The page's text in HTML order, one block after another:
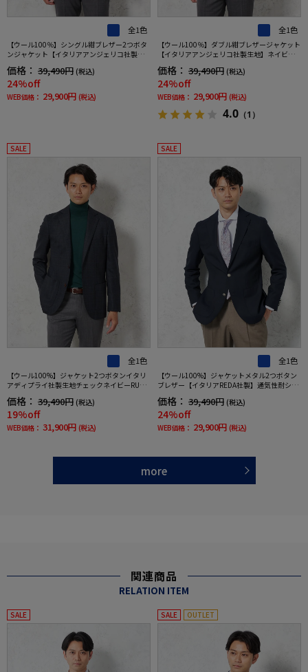
全1色
【ウール100％】シングル紺ブレザー2つボタ
ンジャケット【イタリアアンジェリコ社製生
価格： 39,490円 (税込)
24%off
WEB価格： 29,900円 (税込)
全1色
【ウール100％】ダブル紺ブレザージャケット
【イタリアアンジェリコ社製生地】ネイビー
価格： 39,490円 (税込)
24%off
WEB価格： 29,900円 (税込)
4.0 （1）
SALE
全1色
【ウール100%】ジャケット2つボタンイタリ
アディプライ社製生地チェックネイビーRUCK
価格： 39,490円 (税込)
19%off
WEB価格： 31,900円 (税込)
SALE
全1色
【ウール100%】ジャケットメタル2つボタン
ブレザー【イタリアREDA社製】通気性耐シワ
価格： 39,490円 (税込)
24%off
WEB価格： 29,900円 (税込)
more
関連商品
RELATION ITEM
SALE SALE OUTLET